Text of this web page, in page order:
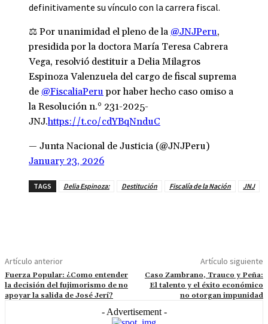
definitivamente su vínculo con la carrera fiscal.
⚖️ Por unanimidad el pleno de la @JNJPeru,
presidida por la doctora María Teresa Cabrera
Vega, resolvió destituir a Delia Milagros
Espinoza Valenzuela del cargo de fiscal suprema
de @FiscaliaPeru por haber hecho caso omiso a
la Resolución n.° 231-2025-
JNJ.https://t.co/cdYBqNnduC
— Junta Nacional de Justicia (@JNJPeru)
January 23, 2026
TAGS Delia Espinoza: Destitución Fiscalía de la Nación JNJ
Artículo anterior
Fuerza Popular: ¿Como entender
la decisión del fujimorismo de no
apoyar la salida de José Jerí?
Artículo siguiente
Caso Zambrano, Trauco y Peña:
El talento y el éxito económico
no otorgan impunidad
- Advertisement -